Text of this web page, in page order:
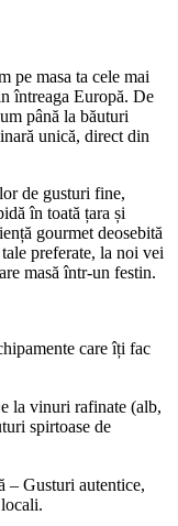
pe masa ta cele mai
întreaga Europă. De
până la băuturi
unică, direct din
de gusturi fine,
în toată țara și
gourmet deosebită
preferate, la noi vei
masă într-un festin.
care îți fac
la vinuri rafinate (alb,
spirtoase de
– Gusturi autentice,